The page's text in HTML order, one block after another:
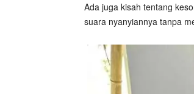
Ada juga kisah tentang
suara nyanyiannya tanpa